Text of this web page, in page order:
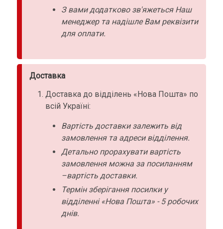
З вами додатково зв'яжеться Наш
менеджер та надішле Вам реквізити
для оплати.
Доставка
Доставка до відділень «Нова Пошта» по
всій Україні:
Вартість доставки залежить від
замовлення та адреси відділення.
Детально прорахувати вартість
замовлення можна за посиланням
–вартість доставки.
Термін зберігання посилки у
відділенні «Нова Пошта» - 5 робочих
днів.